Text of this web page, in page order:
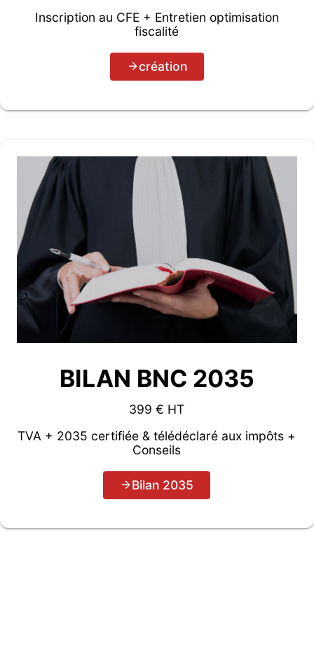
Inscription au CFE + Entretien optimisation
fiscalité
création
BILAN BNC 2035
399 € HT
TVA + 2035 certifiée & télédéclaré aux impôts +
Conseils
Bilan 2035